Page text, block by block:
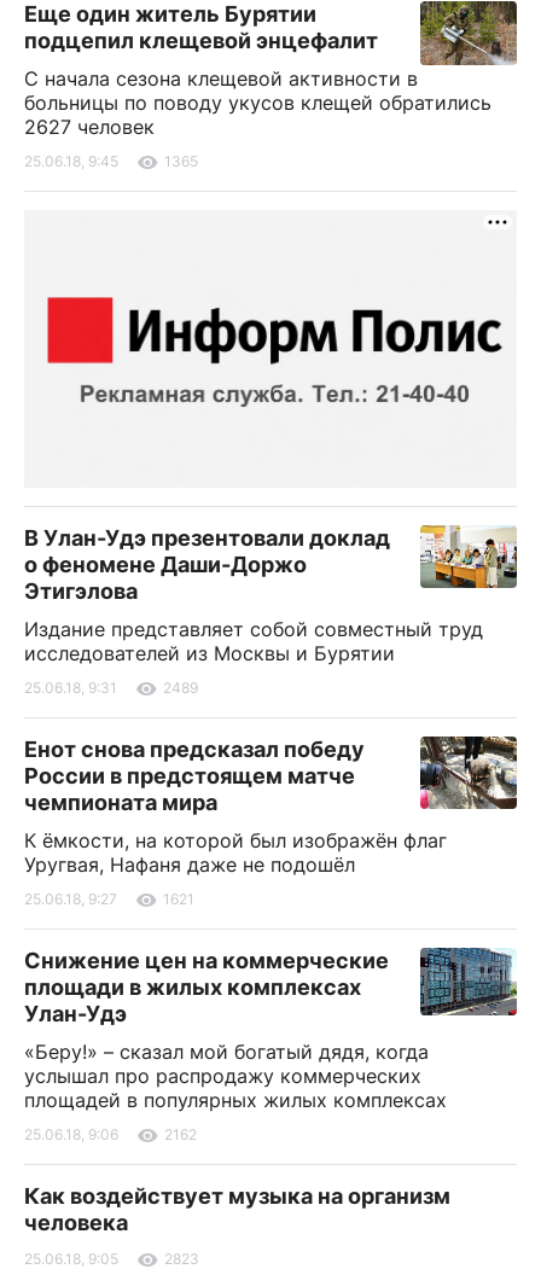
Еще один житель Бурятии
подцепил клещевой энцефалит
С начала сезона клещевой активности в
больницы по поводу укусов клещей обратились
2627 человек
25.06.18, 9:45 1365
В Улан-Удэ презентовали доклад
о феномене Даши-Доржо
Этигэлова
Издание представляет собой совместный труд
исследователей из Москвы и Бурятии
25.06.18, 9:31 2489
Енот снова предсказал победу
России в предстоящем матче
чемпионата мира
К ёмкости, на которой был изображён флаг
Уругвая, Нафаня даже не подошёл
25.06.18, 9:27 1621
Снижение цен на коммерческие
площади в жилых комплексах
Улан-Удэ
«Беру!» – сказал мой богатый дядя, когда
услышал про распродажу коммерческих
площадей в популярных жилых комплексах
25.06.18, 9:06 2162
Как воздействует музыка на организм
человека
25.06.18, 9:05 2823